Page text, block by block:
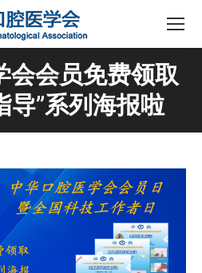
会会员免费领取
导”系列海报啦